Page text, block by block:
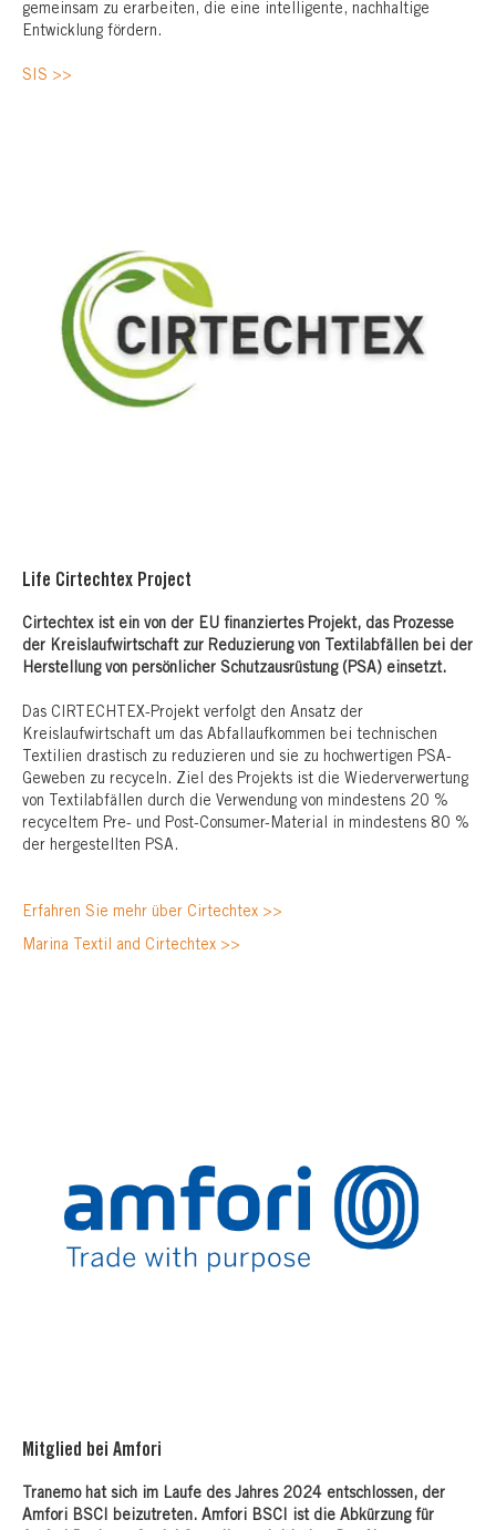
gemeinsam zu erarbeiten, die eine intelligente, nachhaltige
Entwicklung fördern.
SIS >>
Life Cirtechtex Project
Cirtechtex ist ein von der EU finanziertes Projekt, das Prozesse
der Kreislaufwirtschaft zur Reduzierung von Textilabfällen bei der
Herstellung von persönlicher Schutzausrüstung (PSA) einsetzt.
Das CIRTECHTEX-Projekt verfolgt den Ansatz der
Kreislaufwirtschaft um das Abfallaufkommen bei technischen
Textilien drastisch zu reduzieren und sie zu hochwertigen PSA-
Geweben zu recyceln. Ziel des Projekts ist die Wiederverwertung
von Textilabfällen durch die Verwendung von mindestens 20 %
recyceltem Pre- und Post-Consumer-Material in mindestens 80 %
der hergestellten PSA.
Erfahren Sie mehr über Cirtechtex >>
Marina Textil and Cirtechtex >>
Mitglied bei Amfori
Tranemo hat sich im Laufe des Jahres 2024 entschlossen, der
Amfori BSCI beizutreten. Amfori BSCI ist die Abkürzung für